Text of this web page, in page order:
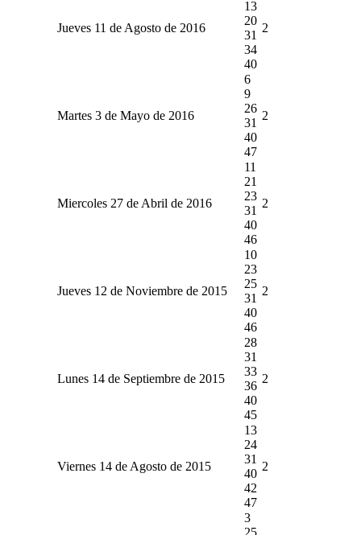
Jueves 11 de Agosto de 2016
13
20
31
34
40
2
Martes 3 de Mayo de 2016
6
9
26
31
40
47
2
Miercoles 27 de Abril de 2016
11
21
23
31
40
46
2
Jueves 12 de Noviembre de 2015
10
23
25
31
40
46
2
Lunes 14 de Septiembre de 2015
28
31
33
36
40
45
2
Viernes 14 de Agosto de 2015
13
24
31
40
42
47
2
3
25